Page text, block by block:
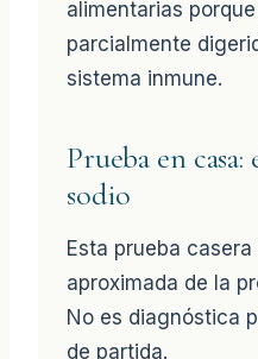
alimentarias
parcialmente
sistema inmune.
Prueba en
sodio
Esta prueba
aproximada de la
No es diagnóstica
de partida.